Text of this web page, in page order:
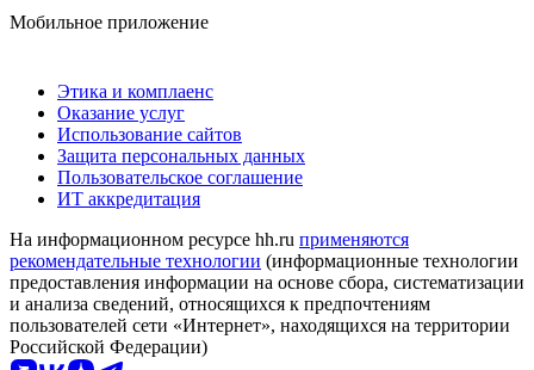
Мобильное приложение
Этика и комплаенс
Оказание услуг
Использование сайтов
Защита персональных данных
Пользовательское соглашение
ИТ аккредитация
На информационном ресурсе hh.ru применяются
рекомендательные технологии (информационные технологии
предоставления информации на основе сбора, систематизации
и анализа сведений, относящихся к предпочтениям
пользователей сети «Интернет», находящихся на территории
Российской Федерации)